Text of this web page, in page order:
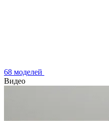
68 моделей
Видео